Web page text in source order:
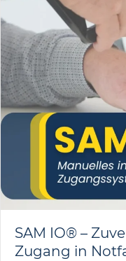
SAM IO® –
Zugang in